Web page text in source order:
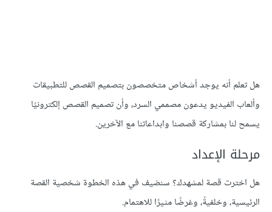
أنه يوجد أشخاص متخصصون بتصميم القصص للتطبيقات
الفيديو يدعون مصممي السرد، وأن تصميم القصص إلكترونيًا
بمشاركة قصصنا وابداعاتنا مع الآخرين.
الإعداد
قصة لمشهدك؟ سنضيف في هذه الخطوة شخصية القصة
وخلفيةً، وغرضًا مثيرًا للاهتمام.